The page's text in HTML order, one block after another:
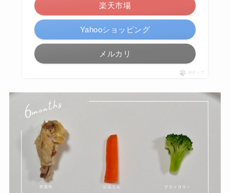
楽天市場
Yahooショッピング
メルカリ
ポチップ